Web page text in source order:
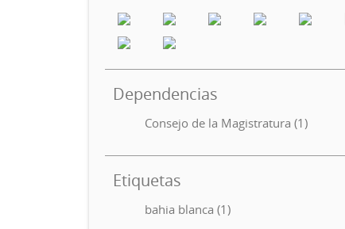
Dependencias
Consejo de la Magistratura (1)
Etiquetas
bahia blanca (1)